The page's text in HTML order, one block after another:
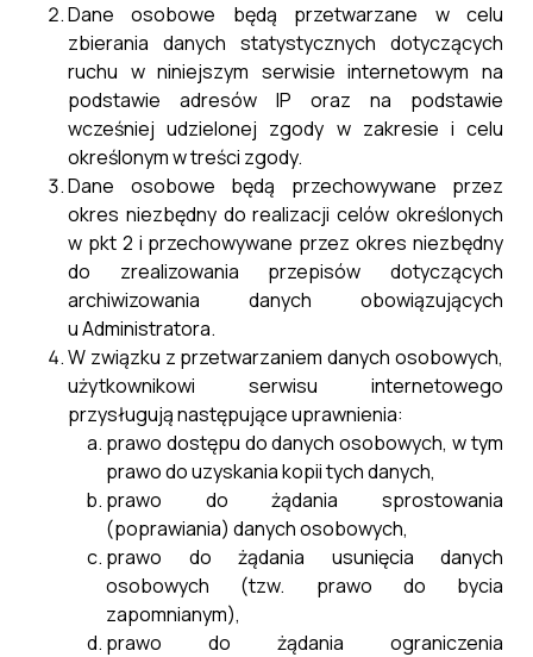
Plan postępowań o udzielenie
zamówień na rok 2026 -
aktualizacja 28.04.2026
Plan postępowań o udzielenie zamówień na rok 2026 -
aktualizacja 28.04.2026
Dane osobowe będą przetwarzane w celu
zbierania danych statystycznych dotyczących
ruchu w niniejszym serwisie internetowym na
podstawie adresów IP oraz na podstawie
wcześniej udzielonej zgody w zakresie i celu
określonym w treści zgody.
Dane osobowe będą przechowywane przez
okres niezbędny do realizacji celów określonych
w pkt 2 i przechowywane przez okres niezbędny
do zrealizowania przepisów dotyczących
archiwizowania danych obowiązujących
u Administratora.
W związku z przetwarzaniem danych osobowych,
użytkownikowi serwisu internetowego
przysługują następujące uprawnienia:
prawo dostępu do danych osobowych, w tym
prawo do uzyskania kopii tych danych,
prawo do żądania sprostowania
(poprawiania) danych osobowych,
prawo do żądania usunięcia danych
osobowych (tzw. prawo do bycia
zapomnianym),
prawo do żądania ograniczenia